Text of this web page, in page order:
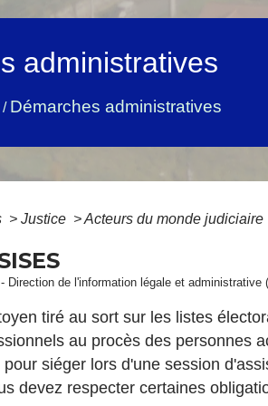
administratives
/ Démarches administratives
> Justice >Acteurs du monde judiciaire
Direction de l'information légale et
tiré au sort sur les listes
au procès des personnes
siéger lors d'une session
devez respecter certaines